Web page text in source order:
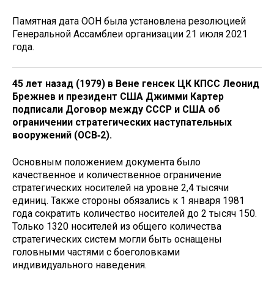
Памятная дата ООН была установлена резолюцией
Генеральной Ассамблеи организации 21 июля 2021
года.
45 лет назад (1979) в Вене генсек ЦК КПСС Леонид
Бреж­нев и президент США Джимми Картер
подписали Договор между СССР и США об
ограничении стратегических насту­пательных
вооружений (ОСВ‑2).
Основным положением документа было
качественное и количественное ограниче­ние
стратегических носителей на уровне 2,4 тысячи
единиц. Также стороны обязались к 1 января 1981
года сократить количество носителей до 2 тысяч 150.
Только 1320 носителей из общего количества
стратегических систем могли быть оснащены
головными частями с боеголовками
индивидуального наведения.